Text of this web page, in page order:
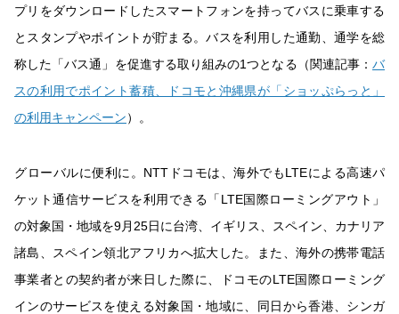
プリをダウンロードしたスマートフォンを持ってバスに乗車する
とスタンプやポイントが貯まる。バスを利用した通勤、通学を総
称した「バス通」を促進する取り組みの1つとなる（関連記事： バ
スの利用でポイント蓄積、ドコモと沖縄県が「ショッぷらっと」
の利用キャンペーン）。
グローバルに便利に。NTTドコモは、海外でもLTEによる高速パ
ケット通信サービスを利用できる「LTE国際ローミングアウト」
の対象国・地域を9月25日に台湾、イギリス、スペイン、カナリア
諸島、スペイン領北アフリカへ拡大した。また、海外の携帯電話
事業者との契約者が来日した際に、ドコモのLTE国際ローミング
インのサービスを使える対象国・地域に、同日から香港、シンガ